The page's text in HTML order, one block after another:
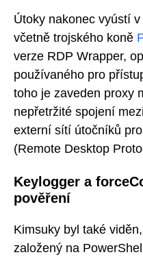
Útoky nakonec vyústí
včetně trojského koně
verze RDP Wrapper,
používaného pro
toho je zaveden proxy
nepřetržité spojení
externí sítí útočníků
(Remote Desktop
Keylogger a
pověření
Kimsuky byl také
založený na